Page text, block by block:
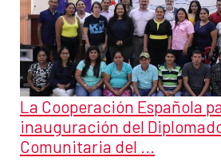
La Cooperación Española
inauguración del
Comunitaria del ...